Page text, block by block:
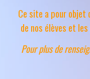
Ce site a pour
de nos élèves et
Pour plus de